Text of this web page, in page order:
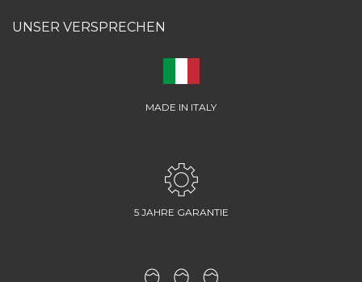
UNSER VERSPRECHEN
MADE IN ITALY
5 JAHRE GARANTIE